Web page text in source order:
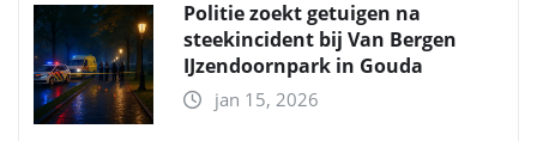
Politie zoekt getuigen na
steekincident bij Van Bergen
IJzendoornpark in Gouda
jan 15, 2026